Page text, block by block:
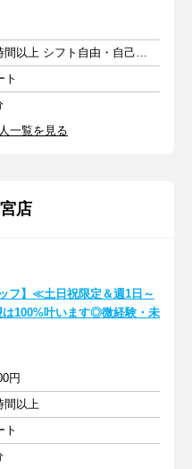
週1日以上 1日3時間以上 シフト自由・自己申告
ト
一覧を見る
店
フ】≪土日祝限定＆週1日～
100%叶います◎微経験・未
円
間以上
ト